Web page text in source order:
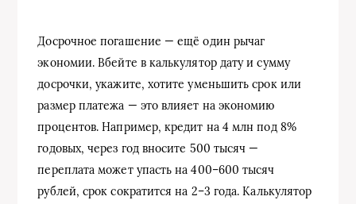
Досрочное погашение — ещё один рычаг
экономии. Вбейте в калькулятор дату и сумму
досрочки, укажите, хотите уменьшить срок или
размер платежа — это влияет на экономию
процентов. Например, кредит на 4 млн под 8%
годовых, через год вносите 500 тысяч —
переплата может упасть на 400–600 тысяч
рублей, срок сократится на 2–3 года. Калькулятор